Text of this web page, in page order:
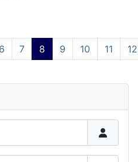
Seite 8 von 22
6 7 8 9 10 11 12